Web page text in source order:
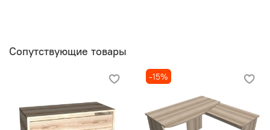
Сопутствующие товары
-15%